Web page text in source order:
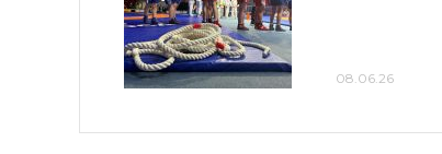
08.06.26